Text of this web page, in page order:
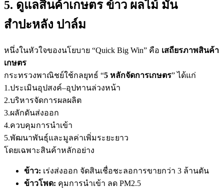
5. ดูแลสินค้าเกษตร ข้าว ผลไม้ มัน
สำปะหลัง ปาล์ม
หนึ่งในหัวใจของนโยบาย “Quick Big Win” คือ เสถียรภาพสินค้า
เกษตร
กระทรวงพาณิชย์ใช้กลยุทธ์ “5 หลักจัดการเกษตร” ได้แก่
1.ประเมินอุปสงค์–อุปทานล่วงหน้า
2.บริหารจัดการผลผลิต
3.ผลักดันส่งออก
4.ควบคุมการนำเข้า
5.พัฒนาพันธุ์และมูลค่าเพิ่มระยะยาว
โดยเฉพาะสินค้าหลักอย่าง
ข้าว: เร่งส่งออก จัดสินเชื่อชะลอการขายกว่า 3 ล้านตัน
ข้าวโพด: คุมการนำเข้า ลด PM2.5